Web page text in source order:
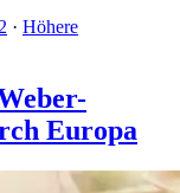
· Höhere
Europa